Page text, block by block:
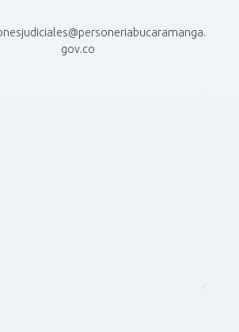
gov.co